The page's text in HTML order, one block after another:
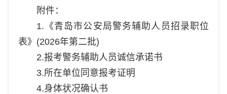
附件：
1.《青岛市公安局警务辅助人员招录职位
表》(2026年第二批)
2.报考警务辅助人员诚信承诺书
3.所在单位同意报考证明
4.身体状况确认书